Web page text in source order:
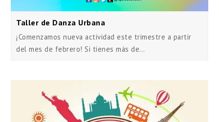
Taller de Danza Urbana
¡Comenzamos nueva actividad este trimestre a partir
del mes de febrero! Si tienes más de…